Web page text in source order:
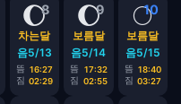
8
🌔
차는달
음5/13
뜸 16:27
짐 02:29
9
🌔
보름달
음5/14
뜸
17:32
짐 02:55
10
🌕
보름달
음5/15
뜸 18:40
짐 03:27